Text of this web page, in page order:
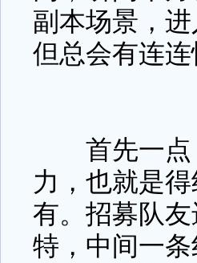
副本场景，
但总会有连连
首先一点
力，也就是
有。招募队
特，中间一